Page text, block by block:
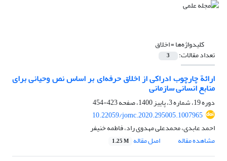
کلیدواژه‌ها =اخلاق
تعداد مقالات: 3
ارائة چارچوب ادراکی از اخلاق حرفه‌ای بر اساس نص وحیانی برای
منابع انسانی سازمانی
دوره 19، شماره 3، پاییز 1400، صفحه
423-454
10.22059/jomc.2020.295005.1007965
احمد عابدی، محمدعلی مهدوی راد، فاطمه خنیفر
مشاهده مقاله
اصل مقاله 1.25 M